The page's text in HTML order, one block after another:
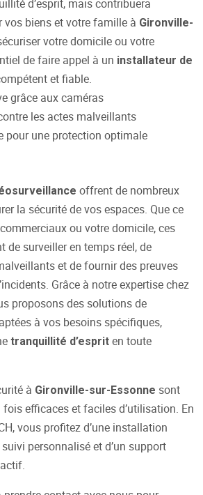
d’esprit, mais contribuera
vos biens et votre famille à Gironville-
votre domicile ou votre
de faire appel à un installateur de
et fiable.
grâce aux caméras
les actes malveillants
pour une protection optimale
offrent de nombreux
la sécurité de vos espaces. Que ce
ou votre domicile, ces
surveiller en temps réel, de
et de fournir des preuves
Grâce à notre expertise chez
proposons des solutions de
à vos besoins spécifiques,
tranquillité d’esprit en toute
à Gironville-sur-Essonne sont
efficaces et faciles d’utilisation. En
vous profitez d’une installation
personnalisé et d’un support